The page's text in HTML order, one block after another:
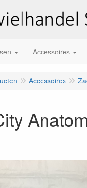
Accessoires
Accessoires